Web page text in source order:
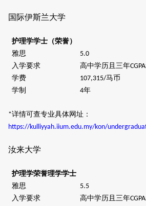
国际伊斯兰大学
护理学学士 （荣誉）
雅思
5.0
入学要求
高中学历且三年CGPA
学费
107,315/马币
学制
4年
*详情可查专业具体网址：
https://kulliyyah.iium.edu.my/kon/
汝来大学
护理学荣誉理学学士
雅思
5.5
入学要求
高中学历且三年CGPA